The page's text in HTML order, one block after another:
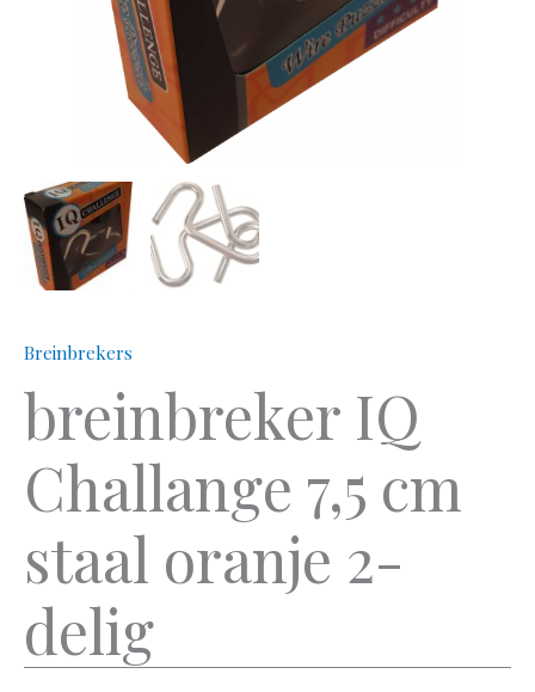
Breinbrekers
breinbreker IQ
Challange 7,5 cm
staal oranje 2-
delig